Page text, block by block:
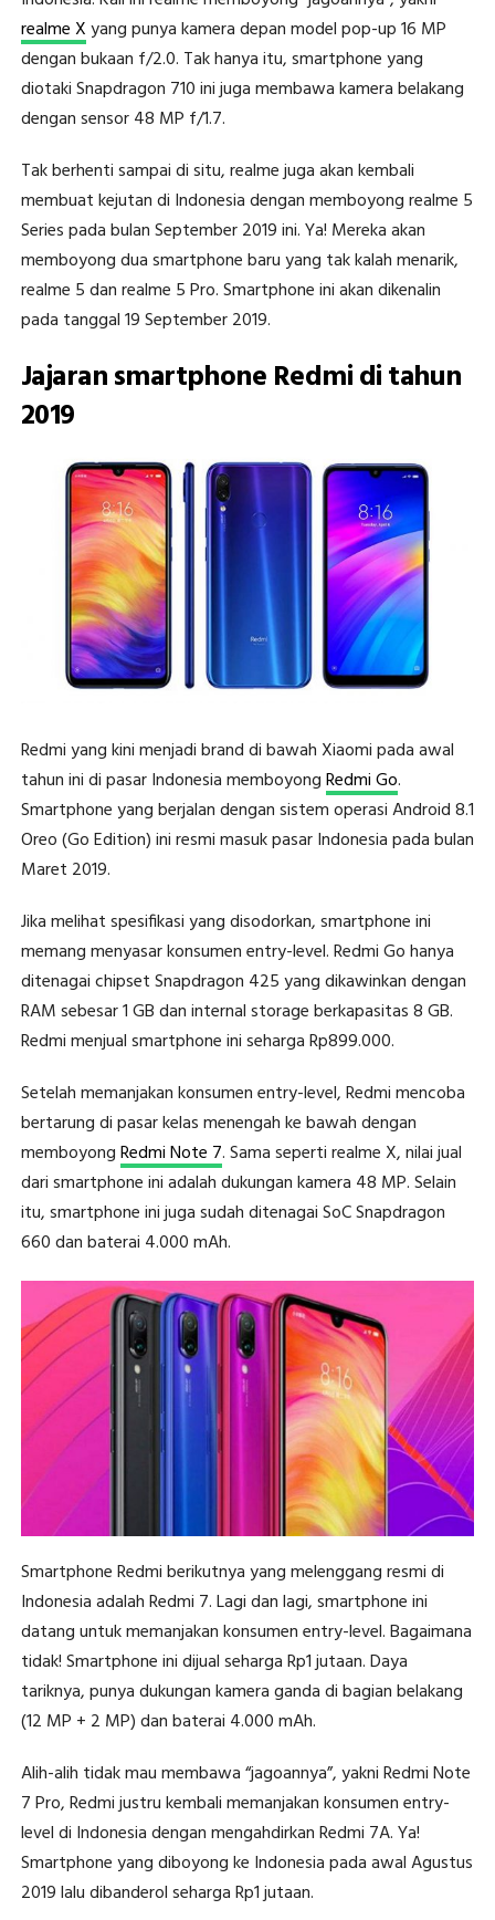
realme Xyang punya kamera depan model pop-up 16 MP
dengan bukaan f/2.0. Tak hanya itu, smartphone yang
diotaki Snapdragon 710 ini juga membawa kamera belakang
dengan sensor 48 MP f/1.7.
Tak berhenti sampai di situ, realme juga akan kembali
membuat kejutan di Indonesia dengan memboyong realme 5
Series pada bulan September 2019 ini. Ya! Mereka akan
memboyong dua smartphone baru yang tak kalah menarik,
realme 5 dan realme 5 Pro. Smartphone ini akan dikenalin
pada tanggal 19 September 2019.
Jajaran smartphone Redmi di tahun
2019
Redmi yang kini menjadi brand di bawah Xiaomi pada awal
tahun ini di pasar Indonesia memboyongRedmi Go.
Smartphone yang berjalan dengan sistem operasi Android 8.1
Oreo (Go Edition) ini resmi masuk pasar Indonesia pada bulan
Maret 2019.
Jika melihat spesifikasi yang disodorkan, smartphone ini
memang menyasar konsumen entry-level. Redmi Go hanya
ditenagai chipset Snapdragon 425 yang dikawinkan dengan
RAM sebesar 1 GB dan internal storage berkapasitas 8 GB.
Redmi menjual smartphone ini seharga Rp899.000.
Setelah memanjakan konsumen entry-level, Redmi mencoba
bertarung di pasar kelas menengah ke bawah dengan
memboyongRedmi Note 7. Sama seperti realme X, nilai jual
dari smartphone ini adalah dukungan kamera 48 MP. Selain
itu, smartphone ini juga sudah ditenagai SoC Snapdragon
660 dan baterai 4.000 mAh.
Smartphone Redmi berikutnya yang melenggang resmi di
Indonesia adalah Redmi 7. Lagi dan lagi, smartphone ini
datang untuk memanjakan konsumen entry-level. Bagaimana
tidak! Smartphone ini dijual seharga Rp1 jutaan. Daya
tariknya, punya dukungan kamera ganda di bagian belakang
(12 MP + 2 MP) dan baterai 4.000 mAh.
Alih-alih tidak mau membawa “jagoannya”, yakni Redmi Note
7 Pro, Redmi justru kembali memanjakan konsumen entry-
level di Indonesia dengan mengahdirkan Redmi 7A. Ya!
Smartphone yang diboyong ke Indonesia pada awal Agustus
2019 lalu dibanderol seharga Rp1 jutaan.